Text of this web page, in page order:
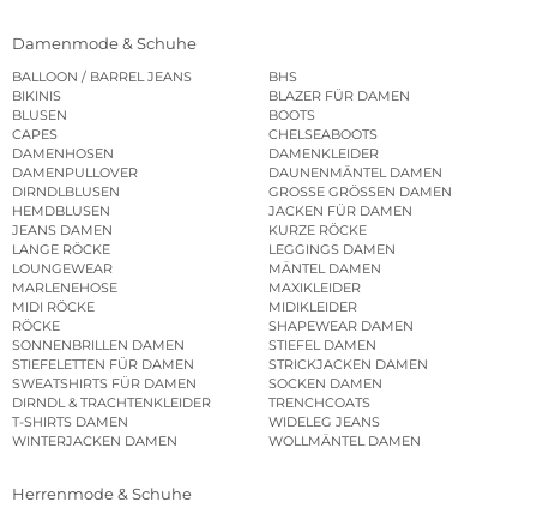
Damenmode & Schuhe
BALLOON / BARREL JEANS
BHS
BIKINIS
BLAZER FÜR DAMEN
BLUSEN
BOOTS
CAPES
CHELSEABOOTS
DAMENHOSEN
DAMENKLEIDER
DAMENPULLOVER
DAUNENMÄNTEL DAMEN
DIRNDLBLUSEN
GROSSE GRÖSSEN DAMEN
HEMDBLUSEN
JACKEN FÜR DAMEN
JEANS DAMEN
KURZE RÖCKE
LANGE RÖCKE
LEGGINGS DAMEN
LOUNGEWEAR
MÄNTEL DAMEN
MARLENEHOSE
MAXIKLEIDER
MIDI RÖCKE
MIDIKLEIDER
RÖCKE
SHAPEWEAR DAMEN
SONNENBRILLEN DAMEN
STIEFEL DAMEN
STIEFELETTEN FÜR DAMEN
STRICKJACKEN DAMEN
SWEATSHIRTS FÜR DAMEN
SOCKEN DAMEN
DIRNDL & TRACHTENKLEIDER
TRENCHCOATS
T-SHIRTS DAMEN
WIDELEG JEANS
WINTERJACKEN DAMEN
WOLLMÄNTEL DAMEN
Herrenmode & Schuhe